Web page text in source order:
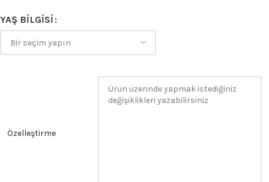
YAŞ BILGISI
Özelleştirme